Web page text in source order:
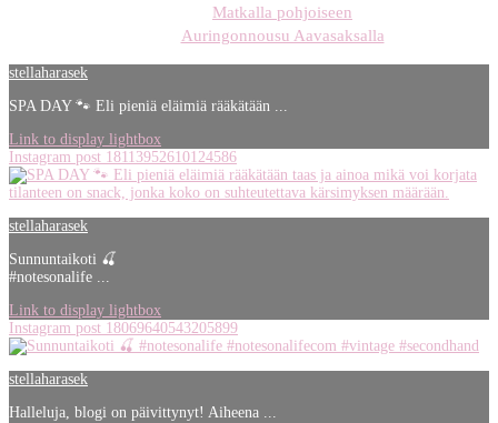
Matkalla pohjoiseen
Auringonnousu Aavasaksalla
stellaharasek
SPA DAY 🐾 Eli pieniä eläimiä rääkätään ...
Link to display lightbox
Instagram post 18113952610124586
stellaharasek
Sunnuntaikoti 🍒
#notesonalife ...
Link to display lightbox
Instagram post 18069640543205899
stellaharasek
Halleluja, blogi on päivittynyt! Aiheena ...